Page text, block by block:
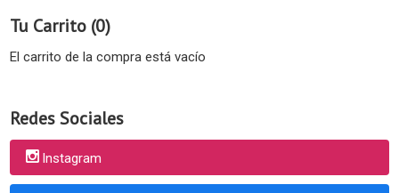
Tu Carrito (0)
El carrito de la compra está vacío
Redes Sociales
Instagram